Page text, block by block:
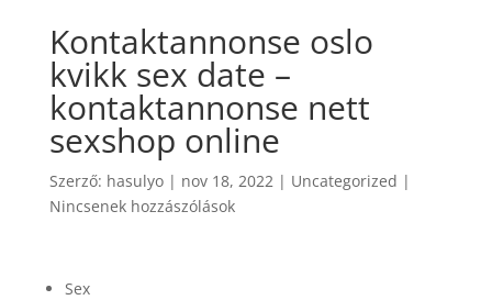
Kontaktannonse oslo
kvikk sex date –
kontaktannonse nett
sexshop online
Szerző: hasulyo| nov 18, 2022| Uncategorized |
Nincsenek hozzászólások
Sex